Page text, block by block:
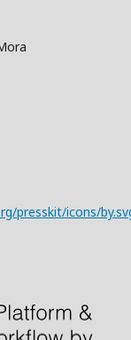
presskit/icons/